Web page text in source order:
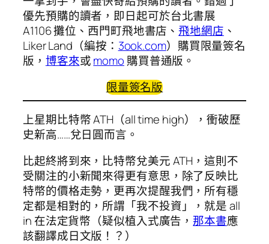
優先預購的讀者，即日起可於台北書展
A1106 攤位、西門町飛地書店、飛地網店 、
Liker Land（編按： 3ook.com）購買限量簽名
版， 博客來或momo 購買普通版。
限量簽名版
上星期比特幣 ATH（all time high），衝破歷
史新高……兌日圓而言。
比起終將到來，比特幣兌美元 ATH，這則不
受關注的小新聞來得更有意思，除了反映比
特幣的價格走勢，更再次提醒我們，所有穩
定都是相對的，所謂「我不投資」，就是 all
in 在法定貨幣（疑似植入式廣告， 那本書應
該翻譯成日文版！？）